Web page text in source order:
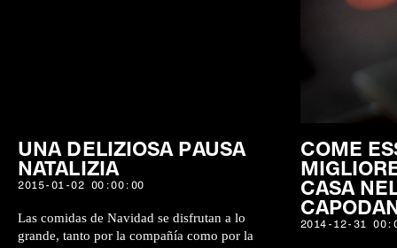
UNA DELIZIOSA PAUSA
NATALIZIA
2015-01-02 00:00:00
Las comidas de Navidad se disfrutan a lo
grande, tanto por la compañía como por la
COME
CASA
2014-12-31